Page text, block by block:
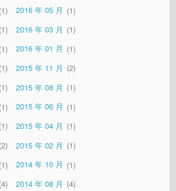
1 2016 年 05 月
1
1 2016 年 03 月
1
1 2016 年 01 月
1
1 2015 年 11 月
2
1 2015 年 08 月
1
1 2015 年 06 月
1
1 2015 年 04 月
1
2 2015 年 02 月
1
1 2014 年 10 月
1
4 2014 年 08 月
4